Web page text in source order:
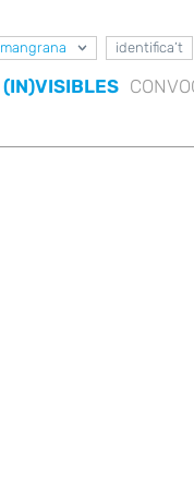
mangrana identifica’t
(IN)VISIBLES